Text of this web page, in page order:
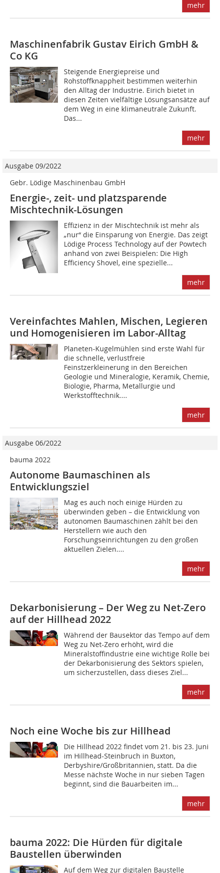
mehr
Maschinenfabrik Gustav Eirich GmbH &
Co KG
Steigende Energiepreise und
Rohstoffknappheit bestimmen weiterhin
den Alltag der Industrie. Eirich bietet in
diesen Zeiten vielfältige Lösungsansätze auf
dem Weg in eine klimaneutrale Zukunft.
Das...
mehr
Ausgabe 09/2022
Gebr. Lödige Maschinenbau GmbH
Energie-, zeit- und platzsparende
Mischtechnik-Lösungen
Effizienz in der Mischtechnik ist mehr als
„nur“ die Einsparung von Energie. Das zeigt
Lödige Process Technology auf der Powtech
anhand von zwei Beispielen: Die High
Efficiency Shovel, eine spezielle...
mehr
Vereinfachtes Mahlen, Mischen, Legieren
und Homogenisieren im Labor-Alltag
Planeten-Kugelmühlen sind erste Wahl für
die schnelle, verlustfreie
Feinstzerkleinerung in den Bereichen
Geologie und Mineralogie, Keramik, Chemie,
Biologie, Pharma, Metallurgie und
Werkstofftechnik....
mehr
Ausgabe 06/2022
bauma 2022
Autonome Baumaschinen als
Entwicklungsziel
Mag es auch noch einige Hürden zu
überwinden geben – die Entwicklung von
autonomen Baumaschinen zählt bei den
Herstellern wie auch den
Forschungseinrichtungen zu den großen
aktuellen Zielen....
mehr
Dekarbonisierung – Der Weg zu Net-Zero
auf der Hillhead 2022
Während der Bausektor das Tempo auf dem
Weg zu Net-Zero erhöht, wird die
Mineralstoffindustrie eine wichtige Rolle bei
der Dekarbonisierung des Sektors spielen,
um sicherzustellen, dass dieses Ziel...
mehr
Noch eine Woche bis zur Hillhead
Die Hillhead 2022 findet vom 21. bis 23. Juni
im Hillhead-Steinbruch in Buxton,
Derbyshire/Großbritannien, statt. Da die
Messe nächste Woche in nur sieben Tagen
beginnt, sind die Bauarbeiten im...
mehr
bauma 2022: Die Hürden für digitale
Baustellen überwinden
Auf dem Weg zur digitalen Baustelle